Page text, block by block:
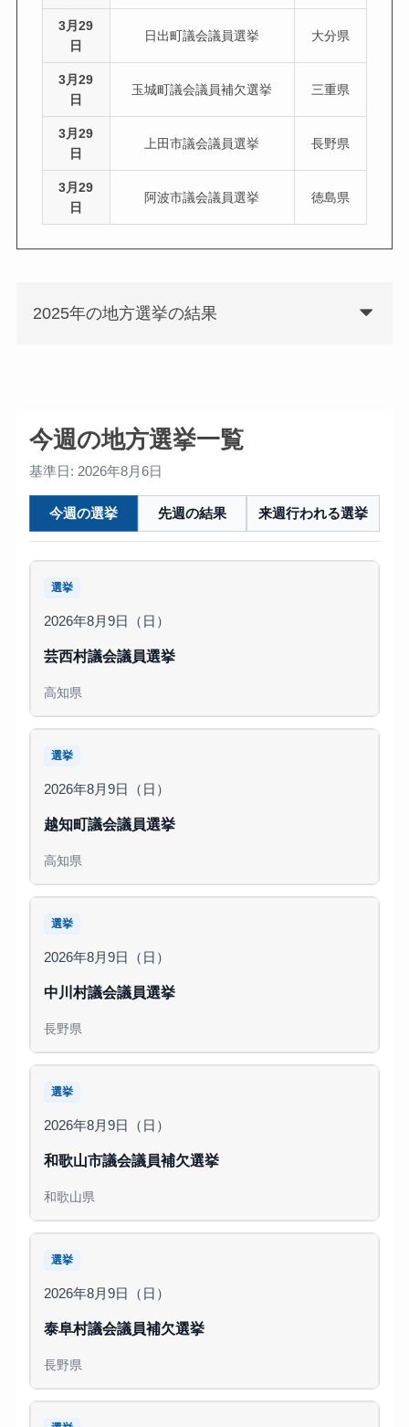
3月29
日
日出町議会議員選挙 大分県
3月29
日
玉城町議会議員補欠選挙 三重県
3月29
日
上田市議会議員選挙 長野県
3月29
日
阿波市議会議員選挙 徳島県
2025年の地方選挙の結果
今週の地方選挙一覧
基準日: 2026年8月6日
今週の選挙 先週の結果 来週行われる選挙
選挙
2026年8月9日（日）
芸西村議会議員選挙
高知県
選挙
2026年8月9日（日）
越知町議会議員選挙
高知県
選挙
2026年8月9日（日）
中川村議会議員選挙
長野県
選挙
2026年8月9日（日）
和歌山市議会議員補欠選挙
和歌山県
選挙
2026年8月9日（日）
泰阜村議会議員補欠選挙
長野県